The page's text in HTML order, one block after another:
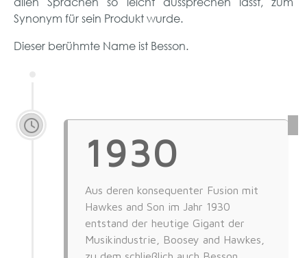
Synonym für sein Produkt wurde.
Dieser berühmte Name ist Besson.
1930
Aus deren konsequenter Fusion mit
Hawkes and Son im Jahr 1930
entstand der heutige Gigant der
Musikindustrie, Boosey and Hawkes,